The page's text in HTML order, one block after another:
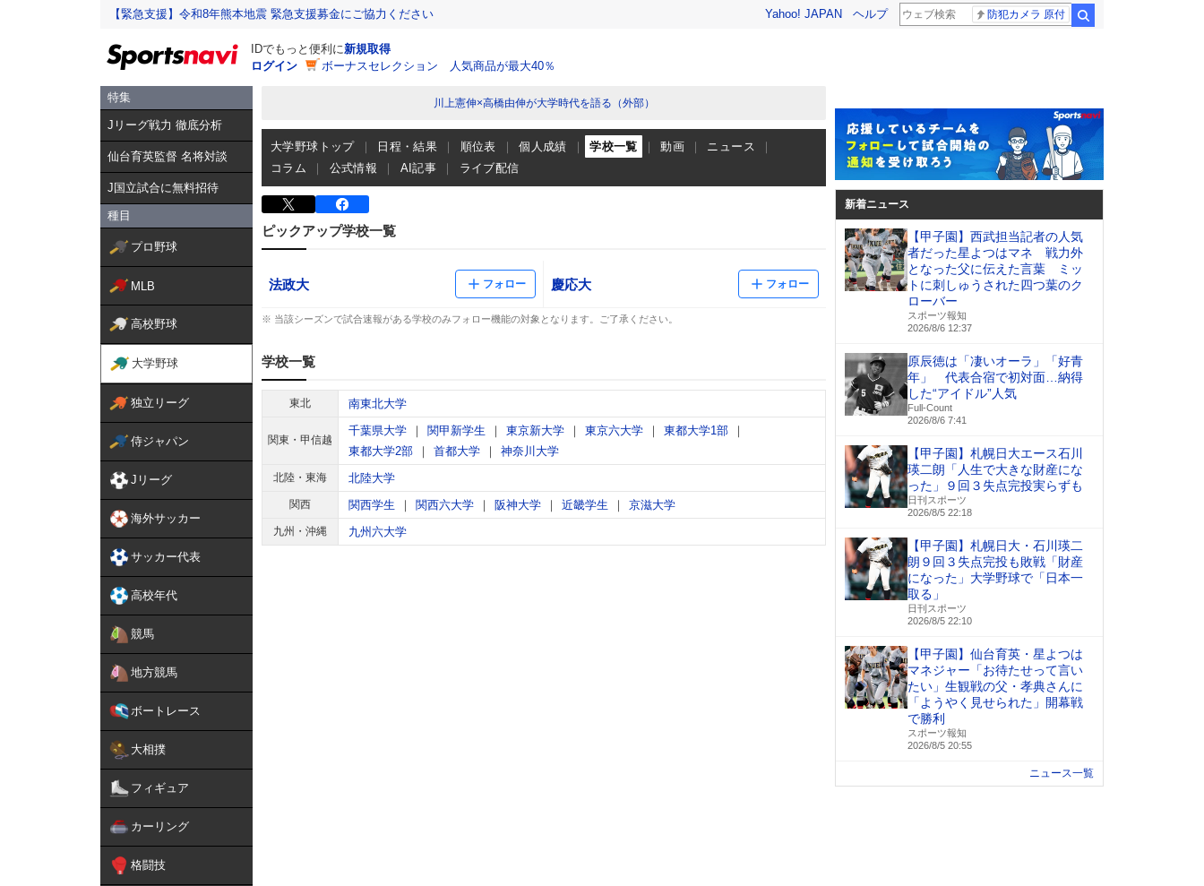
【緊急支援】令和8年熊本地震 緊急支援募金にご協力ください Yahoo! JAPAN ヘルプ 防犯カメラ 原付
IDでもっと便利に新規取得
ログイン
ボーナスセレクション 人気商品が最大40％
特集
Jリーグ戦力 徹底分析
仙台育英監督 名将対談
J国立試合に無料招待
種目
プロ野球
MLB
高校野球
大学野球
独立リーグ
侍ジャパン
Jリーグ
海外サッカー
サッカー代表
高校年代
競馬
地方競馬
ボートレース
大相撲
フィギュア
カーリング
格闘技
川上憲伸×高橋由伸が大学時代を語る（外部）
大学野球トップ 日程・結果 順位表 個人成績 学校一覧 動画
ニュース
コラム
公式情報 AI記事 ライブ配信
ピックアップ学校一覧
法政大 フォロー 慶応大 フォロー
※ 当該シーズンで試合速報がある学校のみフォロー機能の対象となります。ご了承ください。
学校一覧
東北 南東北大学
関東・甲信越
千葉県大学 関甲新学生 東京新大学 東京六大学
東都大学1部
東都大学2部
首都大学 神奈川大学
北陸・東海 北陸大学
関西 関西学生 関西六大学 阪神大学 近畿学生 京滋大学
九州・沖縄 九州六大学
新着ニュース
【甲子園】西武担当記者の人気
者だった星よつはマネ 戦力外
となった父に伝えた言葉 ミッ
トに刺しゅうされた四つ葉のク
ローバー
スポーツ報知
2026/8/6 12:37
原辰徳は「凄いオーラ」「好青
年」 代表合宿で初対面…納得
した“アイドル”人気
Full-Count
2026/8/6 7:41
【甲子園】札幌日大エース石川
瑛二朗「人生で大きな財産にな
った」９回３失点完投実らずも
日刊スポーツ
2026/8/5 22:18
【甲子園】札幌日大・石川瑛二
朗９回３失点完投も敗戦「財産
になった」大学野球で「日本一
取る」
日刊スポーツ
2026/8/5 22:10
【甲子園】仙台育英・星よつは
マネジャー「お待たせって言い
たい」生観戦の父・孝典さんに
「ようやく見せられた」開幕戦
で勝利
スポーツ報知
2026/8/5 20:55
ニュース一覧